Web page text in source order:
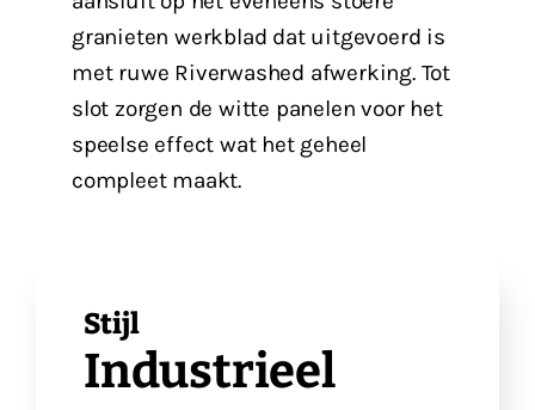
granieten werkblad dat uitgevoerd is
met ruwe Riverwashed afwerking. Tot
slot zorgen de witte panelen voor het
speelse effect wat het geheel
compleet maakt.
Stijl
Industrieel